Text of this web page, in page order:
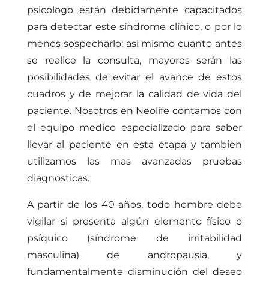
psicólogo están debidamente capacitados
para detectar este síndrome clínico, o por lo
menos sospecharlo; asi mismo cuanto antes
se realice la consulta, mayores serán las
posibilidades de evitar el avance de estos
cuadros y de mejorar la calidad de vida del
paciente. Nosotros en Neolife contamos con
el equipo medico especializado para saber
llevar al paciente en esta etapa y tambien
utilizamos las mas avanzadas pruebas
diagnosticas.
A partir de los 40 años, todo hombre debe
vigilar si presenta algún elemento físico o
psíquico (síndrome de irritabilidad
masculina) de andropausia, y
fundamentalmente disminución del deseo